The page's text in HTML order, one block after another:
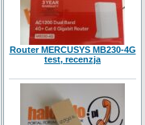
Router MERCUSYS MB230-4G
test, recenzja